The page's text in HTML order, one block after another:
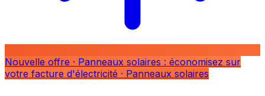
Nouvelle offre · Panneaux solaires : économisez sur
votre facture d'électricité · Panneaux solaires